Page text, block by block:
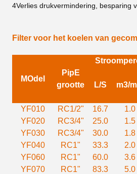
4Verlies drukvermindering, besparing
Filter voor het koelen van
MOdel
PipE
grootte
L/S m3/
YF010 RC1/2" 16.7 1.0
YF020
RC3/4" 25.0 1.5
YF030
RC3/4" 30.0 1.8
YF040
RC1" 33.3 2.0
YF060
RC1" 60.0 3.6
YF070
RC1" 83.3 5.0